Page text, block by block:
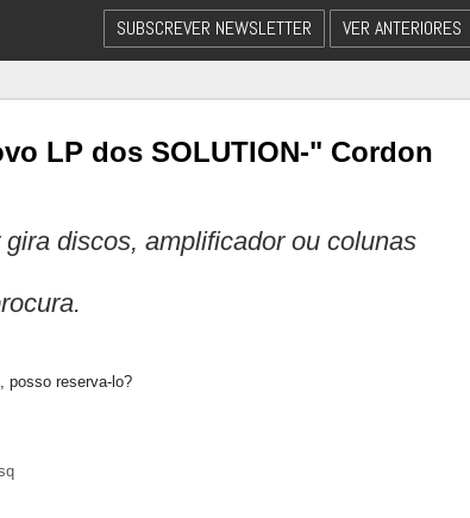
SUBSCREVER NEWSLETTER VER ANTERIORES
LP dos SOLUTION-" Cordon
discos, amplificador ou colunas
posso reserva-lo?